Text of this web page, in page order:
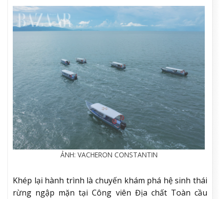
ẢNH: VACHERON CONSTANTIN
Khép lại hành trình là chuyến khám phá hệ sinh thái
rừng ngập mặn tại Công viên Địa chất Toàn cầu